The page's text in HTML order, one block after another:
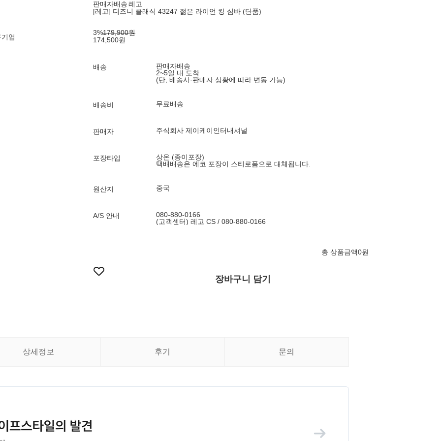
업
판매자배송레고
[레고] 디즈니 클래식 43247 젊은 라이언 킹 심바 (단품)
3%179,900원
174,500원
배송
판매자배송
2~5일 내 도착
(단, 배송사·판매자 상황에 따라 변동 가능)
배송비 무료배송
판매자 주식회사 제이케이인터내셔널
포장타입
상온 (종이포장)
택배배송은 에코 포장이 스티로폼으로 대체됩니다.
원산지 중국
A/S 안내
080-880-0166
(고객센터) 레고 CS / 080-880-0166
총 상품금액0원
장바구니 담기
상세정보 후기 문의